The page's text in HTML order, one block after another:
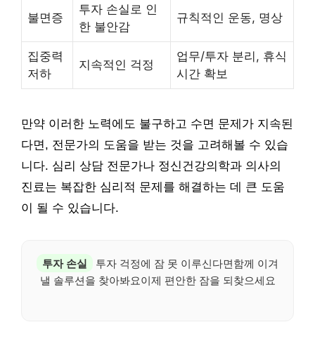
불면증
투자 손실로 인
한 불안감
규칙적인 운동, 명상
집중력
저하
지속적인 걱정
업무/투자 분리, 휴식
시간 확보
만약 이러한 노력에도 불구하고 수면 문제가 지속된
다면, 전문가의 도움을 받는 것을 고려해볼 수 있습
니다. 심리 상담 전문가나 정신건강의학과 의사의
진료는 복잡한 심리적 문제를 해결하는 데 큰 도움
이 될 수 있습니다.
투자 손실
투자 걱정에 잠 못 이루신다면함께 이겨
낼 솔루션을 찾아봐요이제 편안한 잠을 되찾으세요